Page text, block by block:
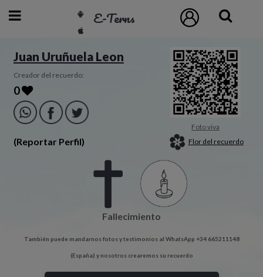
E-Terns
ENG
POR
Inicio
Acceso
Juan Uruñuela Leon
Creador del recuerdo:
0
(Reportar Perfil)
Foto viva
Flor del recuerdo
Fallecimiento
También puede mandarnos fotos y testimonios al WhatsApp +34 665211148
(España) y nosotros crearemos su recuerdo